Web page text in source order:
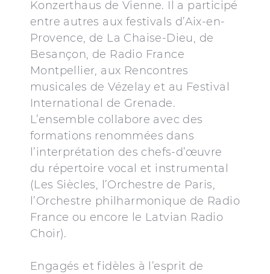
Konzerthaus de Vienne. Il a participé
entre autres aux festivals d’Aix-en-
Provence, de La Chaise-Dieu, de
Besançon, de Radio France
Montpellier, aux Rencontres
musicales de Vézelay et au Festival
International de Grenade.
L’ensemble collabore avec des
formations renommées dans
l’interprétation des chefs-d’œuvre
du répertoire vocal et instrumental
(Les Siècles, l’Orchestre de Paris,
l’Orchestre philharmonique de Radio
France ou encore le Latvian Radio
Choir).
Engagés et fidèles à l’esprit de